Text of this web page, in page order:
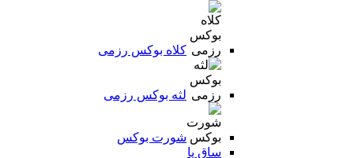
کلاه بوکس رزمی
لثه بوکس رزمی
شورت بوکس
ساق پا